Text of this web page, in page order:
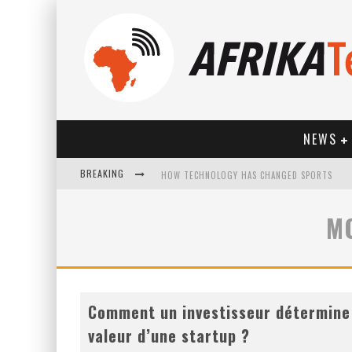
NEWS
BREAKING HOW TECHNOLOGY HAS CHANGED SPORTS
Comment un investisseur
valeur d’une startup ?